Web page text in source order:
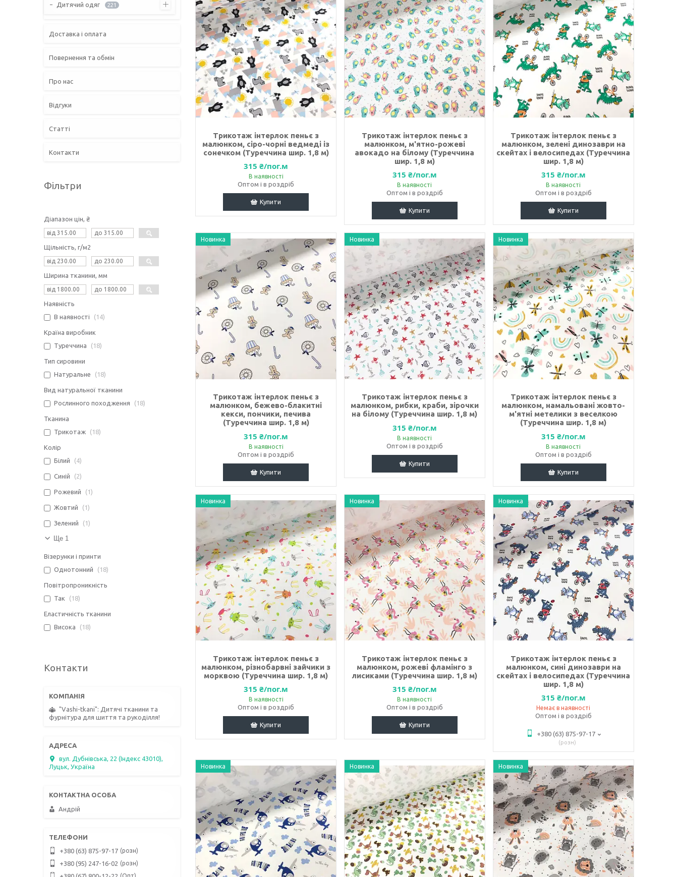
Трикотаж інтерлок пеньє з
малюнком, сіро-чорні ведмеді із
сонечком (Туреччина шир. 1,8 м)
315 ₴/пог.м
В наявності
Оптом і в роздріб
Купити
Трикотаж інтерлок пеньє з
малюнком, м'ятно-рожеві
авокадо на білому (Туреччина
шир. 1,8 м)
315 ₴/пог.м
В наявності
Оптом і в роздріб
Купити
Трикотаж інтерлок пеньє з
малюнком, зелені динозаври на
скейтах і велосипедах (Туреччина
шир. 1,8 м)
315 ₴/пог.м
В наявності
Оптом і в роздріб
Купити
Новинка
Трикотаж інтерлок пеньє з
малюнком, бежево-блакитні
кекси, пончики, печива
(Туреччина шир. 1,8 м)
315 ₴/пог.м
В наявності
Оптом і в роздріб
Купити
Новинка
Трикотаж інтерлок пеньє з
малюнком, рибки, краби, зірочки
на білому (Туреччина шир. 1,8 м)
315 ₴/пог.м
В наявності
Оптом і в роздріб
Купити
Новинка
Трикотаж інтерлок пеньє з
малюнком, намальовані жовто-
м'ятні метелики з веселкою
(Туреччина шир. 1,8 м)
315 ₴/пог.м
В наявності
Оптом і в роздріб
Купити
Новинка
Трикотаж інтерлок пеньє з
малюнком, різнобарвні зайчики з
морквою (Туреччина шир. 1,8 м)
315 ₴/пог.м
В наявності
Оптом і в роздріб
Купити
Новинка
Трикотаж інтерлок пеньє з
малюнком, рожеві фламінго з
лисиками (Туреччина шир. 1,8 м)
315 ₴/пог.м
В наявності
Оптом і в роздріб
Купити
Новинка
Трикотаж інтерлок пеньє з
малюнком, сині динозаври на
скейтах і велосипедах (Туреччина
шир. 1,8 м)
315 ₴/пог.м
Немає в наявності
Оптом і в роздріб
+380 (63) 875-97-17
розн
Новинка Новинка Новинка
Дитячий одяг 221
Доставка і оплата
Повернення та обмін
Про нас
Відгуки
Статті
Контакти
Фільтри
Діапазон цін, ₴
Щільність, г/м2
Ширина тканини, мм
Наявність
В наявності
14
Країна виробник
Туреччина
18
Тип сировини
Натуральне
18
Вид натуральної тканини
Рослинного походження
18
Тканина
Трикотаж
18
Колір
Білий
4
Синій 2
Рожевий 1
Жовтий 1
Зелений 1
Ще 1
Візерунки і принти
Однотонний
18
Повітропроникність
Так
18
Еластичність тканини
Висока
18
Контакти
"Vashi-tkani": Дитячі тканини та
фурнітура для шиття та рукоділля!
вул. Дубнівська, 22 (Індекс 43010),
Луцьк, Україна
Андрій
+380 (63) 875-97-17 розн
+380 (95) 247-16-02 розн
Опт